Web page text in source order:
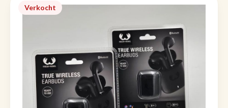
Verkocht